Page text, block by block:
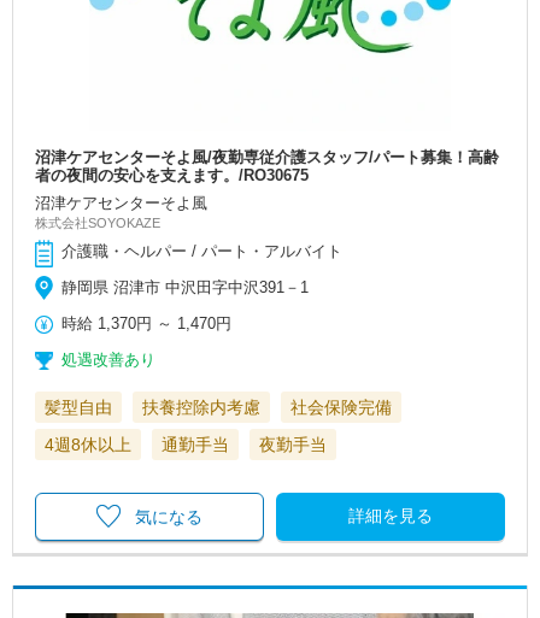
沼津ケアセンターそよ風/夜勤専従介護スタッフ/パート募集！高齢
者の夜間の安心を支えます。/RO30675
沼津ケアセンターそよ風
株式会社SOYOKAZE
介護職・ヘルパー / パート・アルバイト
静岡県 沼津市 中沢田字中沢391－1
時給 1,370円 ～ 1,470円
処遇改善あり
髪型自由 扶養控除内考慮
社会保険完備
4週8休以上
通勤手当 夜勤手当
詳細を見る
気になる